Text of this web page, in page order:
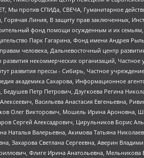
против СПИДа, СВЕЧА, Гуманитарное
Горячая Линия, В защиту прав заключенных,
фонд помощи осужденным и их
Парк Гагарина, Фонд имени Андрея
человека, Дальневосточный центр
некоммерческих организаций, Частное
развития прессы - Сибирь, Частное
академика Сахарова, Информационное
Бедушев Петр Петрович, Дзугкоева Регина
Васильева Анастасия Евгеньевна,
Олег Викторович, Мошель Ирина Ароновна,
Сергей Алексадрович, Цирульников Борис
Наталья Валерьевна, Акимова Татьяна
Захарова Светлана Сергеевна, Аверин
Флиге Ирина Анатольевна,